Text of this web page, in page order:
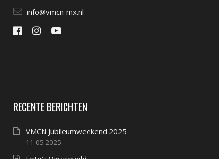
info@vmcn-mx.nl
RECENTE BERICHTEN
VMCN Jubileumweekend 2025
11-05-2025